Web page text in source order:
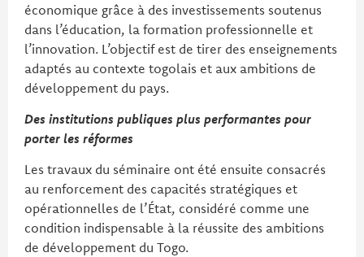
économique grâce à des investissements soutenus
dans l’éducation, la formation professionnelle et
l’innovation. L’objectif est de tirer des enseignements
adaptés au contexte togolais et aux ambitions de
développement du pays.
Des institutions publiques plus performantes pour
porter les réformes
Les travaux du séminaire ont été ensuite consacrés
au renforcement des capacités stratégiques et
opérationnelles de l’État, considéré comme une
condition indispensable à la réussite des ambitions
de développement du Togo.